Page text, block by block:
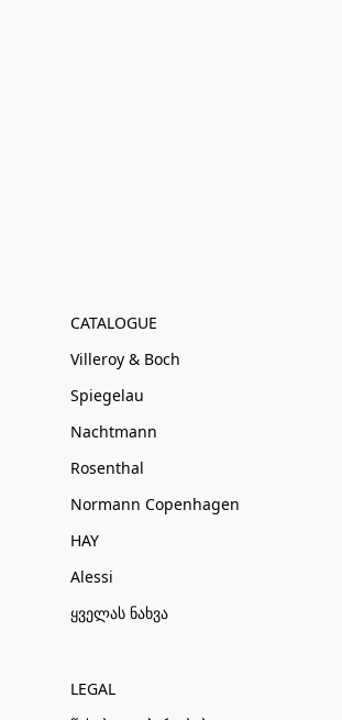
CATALOGUE
Villeroy & Boch
Spiegelau
Nachtmann
Rosenthal
Normann Copenhagen
HAY
Alessi
ყველას ნახვა
LEGAL